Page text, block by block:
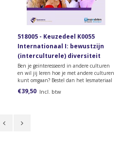
518005 - Keuzedeel K0055
Internationaal I: bewustzijn
(interculturele) diversiteit
(Studeo versie)
Ben je geïnteresseerd in andere culturen
en wil jij leren hoe je met andere culturen
kunt omgaan? Bestel dan het lesmateriaal
bewustzijn (interculturele) diversiteit.
€39,50 Incl. btw